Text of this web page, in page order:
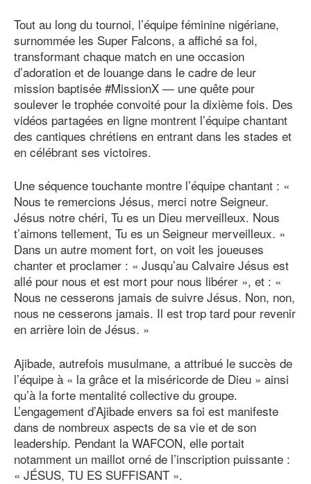
Tout au long du tournoi, l’équipe féminine nigériane,
surnommée les Super Falcons, a affiché sa foi,
transformant chaque match en une occasion
d’adoration et de louange dans le cadre de leur
mission baptisée #MissionX — une quête pour
soulever le trophée convoité pour la dixième fois. Des
vidéos partagées en ligne montrent l’équipe chantant
des cantiques chrétiens en entrant dans les stades et
en célébrant ses victoires.
Une séquence touchante montre l’équipe chantant : «
Nous te remercions Jésus, merci notre Seigneur.
Jésus notre chéri, Tu es un Dieu merveilleux. Nous
t’aimons tellement, Tu es un Seigneur merveilleux. »
Dans un autre moment fort, on voit les joueuses
chanter et proclamer : « Jusqu’au Calvaire Jésus est
allé pour nous et est mort pour nous libérer », et : «
Nous ne cesserons jamais de suivre Jésus. Non, non,
nous ne cesserons jamais. Il est trop tard pour revenir
en arrière loin de Jésus. »
Ajibade, autrefois musulmane, a attribué le succès de
l’équipe à « la grâce et la miséricorde de Dieu » ainsi
qu’à la forte mentalité collective du groupe.
L’engagement d’Ajibade envers sa foi est manifeste
dans de nombreux aspects de sa vie et de son
leadership. Pendant la WAFCON, elle portait
notamment un maillot orné de l’inscription puissante :
« JÉSUS, TU ES SUFFISANT ».